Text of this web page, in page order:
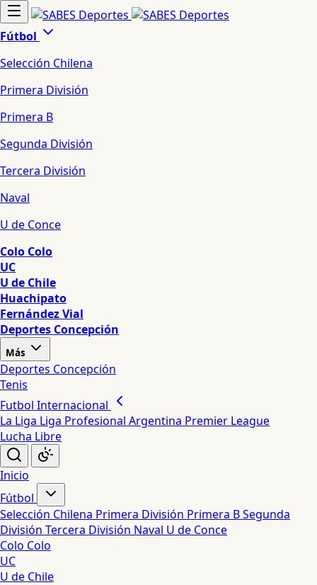
Fútbol
Selección Chilena
Primera División
Primera B
Segunda División
Tercera División
Naval
U de Conce
Colo Colo
UC
U de Chile
Huachipato
Fernández Vial
Deportes Concepción
Más
Deportes Concepción
Tenis
Futbol Internacional
La Liga Liga Profesional Argentina Premier League
Lucha Libre
Inicio
Fútbol
Selección Chilena Primera División Primera BSegunda
División Tercera División Naval U de Conce
Colo Colo
UC
U de Chile